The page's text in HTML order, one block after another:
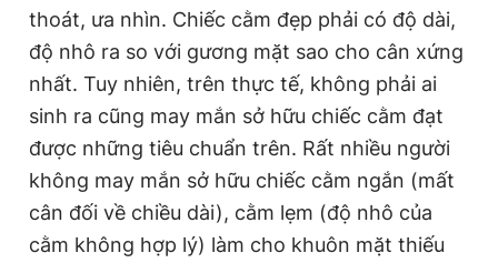
Hotline
0906 645 777 0908 780 404
Đặt báo Quảng cáo RSS Tòa soạn Chính sách bảo
Tổng biên tập: Nguyễn Ngọc Toàn
Phó tổng biên tập thường trực: Hải Thành
Phó tổng biên tập: Lâm Hiếu Dũng
Phó tổng biên tập: Trần Việt Hưng
Tổng thư ký tòa soạn: Đức Trung
thoát, ưa nhìn. Chiếc cằm đẹp phải có độ dài,
độ nhô ra so với gương mặt sao cho cân xứng
nhất. Tuy nhiên, trên thực tế, không phải ai
sinh ra cũng may mắn sở hữu chiếc cằm đạt
được những tiêu chuẩn trên. Rất nhiều người
không may mắn sở hữu chiếc cằm ngắn (mất
cân đối về chiều dài), cằm lẹm (độ nhô của
cằm không hợp lý) làm cho khuôn mặt thiếu